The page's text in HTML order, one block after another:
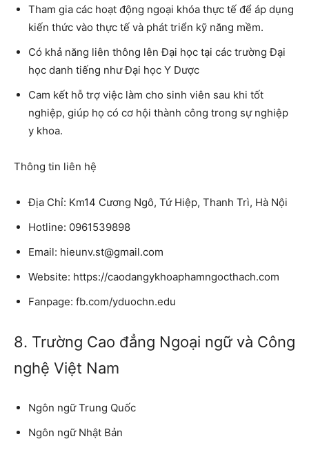
Tham gia các hoạt động ngoại khóa thực tế để áp dụng
kiến thức vào thực tế và phát triển kỹ năng mềm.
Có khả năng liên thông lên Đại học tại các trường Đại
học danh tiếng như Đại học Y Dược
Cam kết hỗ trợ việc làm cho sinh viên sau khi tốt
nghiệp, giúp họ có cơ hội thành công trong sự nghiệp
y khoa.
Thông tin liên hệ
Địa Chỉ: Km14 Cương Ngô, Tứ Hiệp, Thanh Trì, Hà Nội
Hotline: 0961539898
Email: hieunv.st@gmail.com
Website: https://caodangykhoaphamngocthach.com
Fanpage: fb.com/yduochn.edu
8. Trường Cao đẳng Ngoại ngữ và Công
nghệ Việt Nam
Ngôn ngữ Trung Quốc
Ngôn ngữ Nhật Bản